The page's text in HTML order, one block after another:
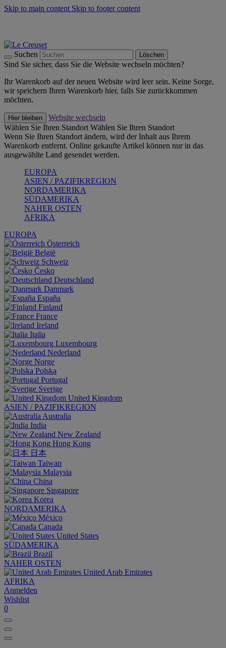
Skip to main content Skip to footer content
Suchen Löschen
Sind Sie sicher, dass Sie die Website wechseln möchten?
Ihr Warenkorb auf der neuen Website wird leer sein. Keine Sorge,
wir speichern Ihren Warenkorb hier, falls Sie zurückkommen
möchten.
Hier bleiben
Website wechseln
Wählen Sie Ihren Standort Wählen Sie Ihren Standort
Wenn Sie Ihren Standort ändern, wird der Inhalt aus Ihrem
Warenkorb entfernt. Online gekaufte Artikel können nur in das
ausgewählte Land gesendet werden.
EUROPA
ASIEN / PAZIFIKREGION
NORDAMERIKA
SÜDAMERIKA
NAHER OSTEN
AFRIKA
EUROPA
Österreich
België
Schweiz
Česko
Deutschland
Danmark
España
Finland
France
Ireland
Italia
Luxembourg
Nederland
Norge
Polska
Portugal
Sverige
United Kingdom
ASIEN / PAZIFIKREGION
Australia
India
New Zealand
Hong Kong
日本
Taiwan
Malaysia
China
Singapore
Korea
NORDAMERIKA
México
Canada
United States
SÜDAMERIKA
Brazil
NAHER OSTEN
United Arab Emirates
AFRIKA
Anmelden
Wishlist
0